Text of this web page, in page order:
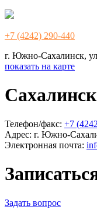
+7 (4242) 290-440
г. Южно-Сахалинск,
показать на карте
Телефон/факс: +7
Адрес: г. Южно-
Электронная почта:
Задать вопрос